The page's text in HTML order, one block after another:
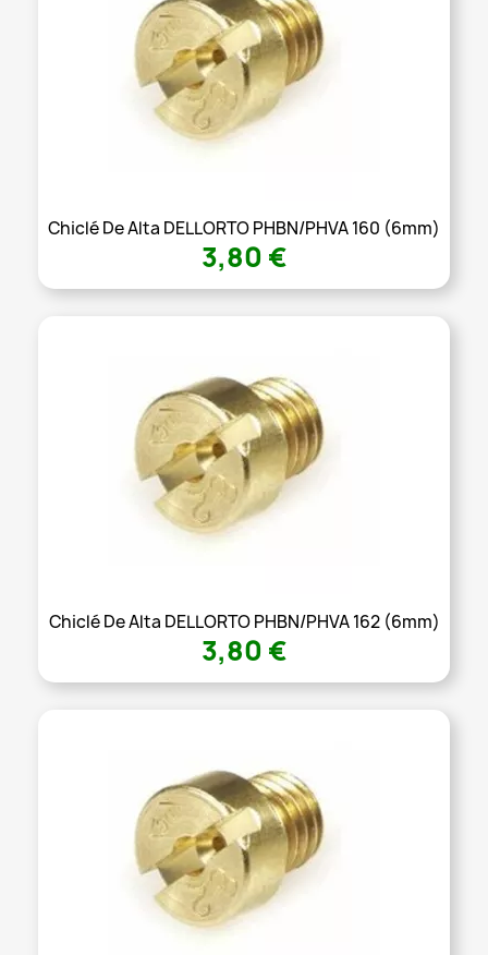
Chiclé De Alta DELLORTO PHBN/PHVA 160 (6mm)
3,80 €
Chiclé De Alta DELLORTO PHBN/PHVA 162 (6mm)
3,80 €